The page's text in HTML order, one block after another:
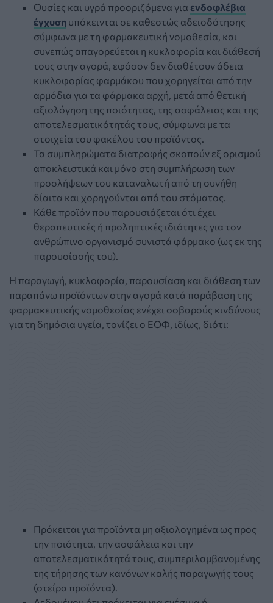
Ουσίες και υγρά προοριζόμενα για ενδοφλέβια
έγχυση υπόκεινται σε καθεστώς αδειοδότησης
σύμφωνα με τη φαρμακευτική νομοθεσία, και
συνεπώς απαγορεύεται η κυκλοφορία και διάθεσή
τους στην αγορά, εφόσον δεν διαθέτουν άδεια
κυκλοφορίας φαρμάκου που χορηγείται από την
αρμόδια για τα φάρμακα αρχή, μετά από θετική
αξιολόγηση της ποιότητας, της ασφάλειας και της
αποτελεσματικότητάς τους, σύμφωνα με τα
στοιχεία του φακέλου του προϊόντος.
Τα συμπληρώματα διατροφής σκοπούν εξ ορισμού
αποκλειστικά και μόνο στη συμπλήρωση των
προσλήψεων του καταναλωτή από τη συνήθη
δίαιτα και χορηγούνται από του στόματος.
Κάθε προϊόν που παρουσιάζεται ότι έχει
θεραπευτικές ή προληπτικές ιδιότητες για τον
ανθρώπινο οργανισμό συνιστά φάρμακο (ως εκ της
παρουσίασής του).
Η παραγωγή, κυκλοφορία, παρουσίαση και διάθεση των
παραπάνω προϊόντων στην αγορά κατά παράβαση της
φαρμακευτικής νομοθεσίας ενέχει σοβαρούς κινδύνους
για τη δημόσια υγεία, τονίζει ο ΕΟΦ, ιδίως, διότι:
Πρόκειται για προϊόντα μη αξιολογημένα ως προς
την ποιότητα, την ασφάλεια και την
αποτελεσματικότητά τους, συμπεριλαμβανομένης
της τήρησης των κανόνων καλής παραγωγής τους
(στείρα προϊόντα).